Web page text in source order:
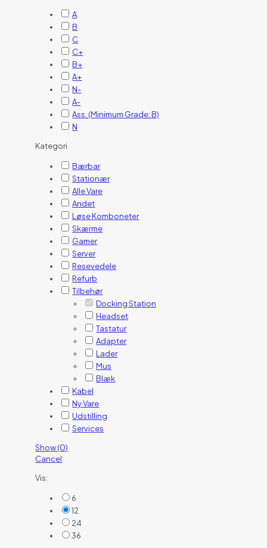
A
B
C
C+
B+
A+
N-
A-
Ass. (Minimum Grade: B)
N
Kategori
Bærbar
Stationær
Alle Vare
Andet
Løse Komboneter
Skærme
Gamer
Server
Resevedele
Refurb
Tilbehør
Docking Station
Headset
Tastatur
Adapter
Lader
Mus
Blæk
Kabel
Ny Vare
Udstilling
Services
Show(0)
Cancel
Vis:
6
12
24
36